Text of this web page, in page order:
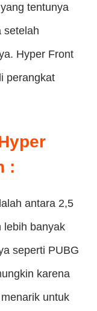
tentunya
setelah
Hyper Front
perangkat
:
antara 2,5
lebih banyak
seperti PUBG
karena
untuk